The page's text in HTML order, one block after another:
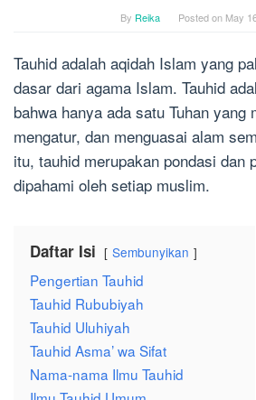
By Reika Posted on May
Tauhid adalah aqidah Islam yang
dasar dari agama Islam. Tauhid
bahwa hanya ada satu Tuhan yang
mengatur, dan menguasai alam
itu, tauhid merupakan pondasi dan
dipahami oleh setiap muslim.
Daftar Isi Sembunyikan
Pengertian Tauhid
Tauhid Rububiyah
Tauhid Uluhiyah
Tauhid Asma’ wa Sifat
Nama-nama Ilmu Tauhid